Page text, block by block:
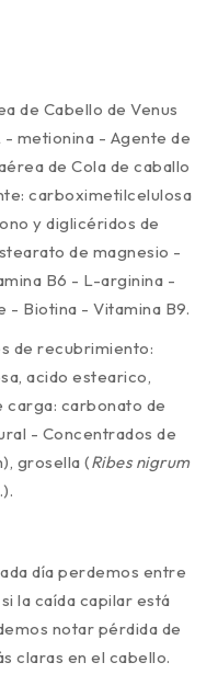
de Cabello de Venus
metionina - Agente de
de Cola de caballo
carboximetilcelulosa
y diglicéridos de
de magnesio -
B6 - L-arginina -
- Biotina - Vitamina B9.
de recubrimiento:
acido estearico,
carbonato de
- Concentrados de
grosella (Ribes nigrum
día perdemos entre
la caída capilar está
notar pérdida de
claras en el cabello.